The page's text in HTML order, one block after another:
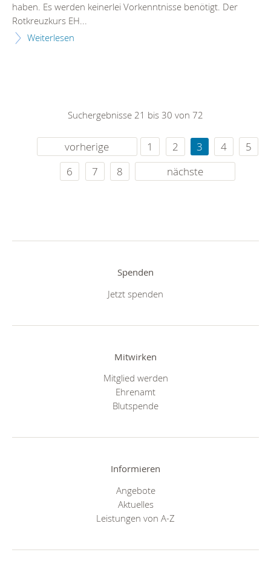
haben. Es werden keinerlei Vorkenntnisse benötigt. Der
Rotkreuzkurs EH...
Weiterlesen
Suchergebnisse 21 bis 30 von 72
vorherige 1 2 3 4
5
6
7 8 nächste
Spenden
Jetzt spenden
Mitwirken
Mitglied werden
Ehrenamt
Blutspende
Informieren
Angebote
Aktuelles
Leistungen von A-Z